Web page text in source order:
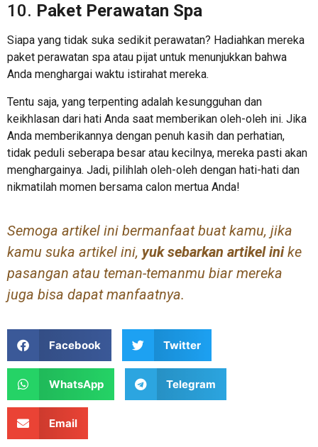
10. Paket Perawatan Spa
Siapa yang tidak suka sedikit perawatan? Hadiahkan mereka
paket perawatan spa atau pijat untuk menunjukkan bahwa
Anda menghargai waktu istirahat mereka.
Tentu saja, yang terpenting adalah kesungguhan dan
keikhlasan dari hati Anda saat memberikan oleh-oleh ini. Jika
Anda memberikannya dengan penuh kasih dan perhatian,
tidak peduli seberapa besar atau kecilnya, mereka pasti akan
menghargainya. Jadi, pilihlah oleh-oleh dengan hati-hati dan
nikmatilah momen bersama calon mertua Anda!
Semoga artikel ini bermanfaat buat kamu, jika
kamu suka artikel ini, yuk sebarkan artikel inike
pasangan atau teman-temanmu biar mereka
juga bisa dapat manfaatnya.
Facebook Twitter
WhatsApp Telegram
Email